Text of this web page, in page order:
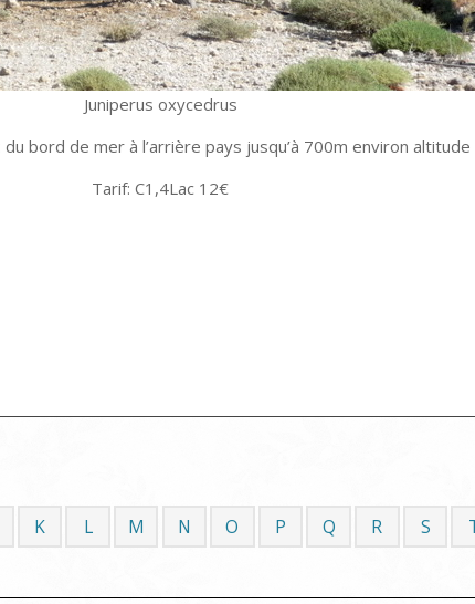
Juniperus oxycedrus
bord de mer à l’arrière pays jusqu’à 700m environ altitude
Tarif: C1,4Lac 12€
K L M N O P Q R S